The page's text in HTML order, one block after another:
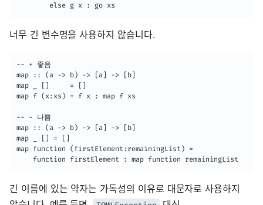
        else g x : go xs
너무 긴 변수명을 사용하지 않습니다.
-- + 좋음
map :: (a -> b) -> [a] -> [b]
map _ []     = []
map f (x:xs) = f x : map f xs
-- - 나쁨
map :: (a -> b) -> [a] -> [b]
map _ [] = []
map function (firstElement:remainingList) =
    function firstElement : map function remainingList
긴 이름에 있는 약자는 가독성의 이유로 대문자로 사용하지